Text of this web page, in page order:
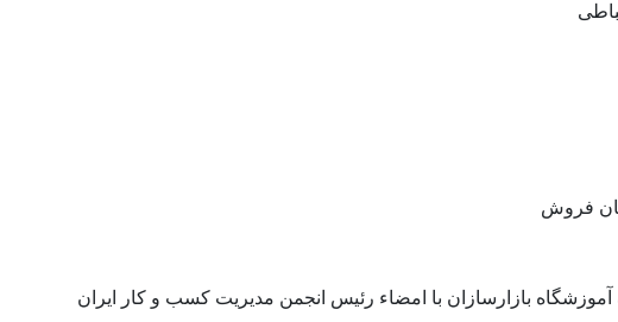
فروش
بازارسازان با امضاء رئیس انجمن مدیریت کسب و کار ایران